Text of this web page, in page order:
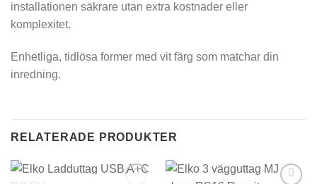
installationen säkrare utan extra kostnader eller
komplexitet.
Enhetliga, tidlösa former med vit färg som matchar din
inredning.
RELATERADE PRODUKTER